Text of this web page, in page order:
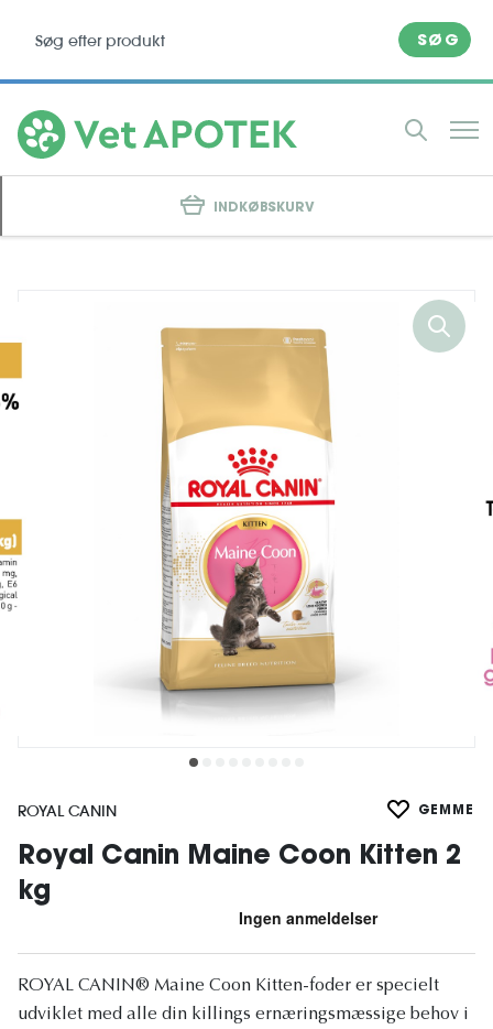
SØG
INDKØBSKURV
ROYAL CANIN GEMME
Royal Canin Maine Coon Kitten 2
kg
ROYAL CANIN® Maine Coon Kitten-foder er specielt
udviklet med alle din killings ernæringsmæssige behov i